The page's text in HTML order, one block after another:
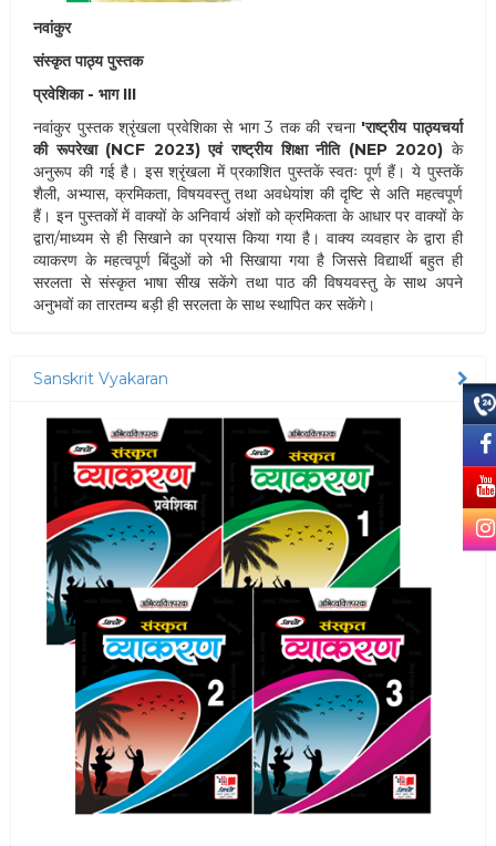
नवांकुर
संस्कृत पाठ्य पुस्तक
प्रवेशिका - भाग III
नवांकुर पुस्तक श्रृंखला प्रवेशिका से भाग 3 तक की रचना 'राष्ट्रीय पाठ्यचर्या
की रूपरेखा (NCF 2023) एवं राष्ट्रीय शिक्षा नीति (NEP 2020) के
अनुरूप की गई है। इस श्रृंखला में प्रकाशित पुस्तकें स्वतः पूर्ण हैं। ये पुस्तकें
शैली, अभ्यास, क्रमिकता, विषयवस्तु तथा अवधेयांश की दृष्टि से अति महत्वपूर्ण
हैं। इन पुस्तकों में वाक्यों के अनिवार्य अंशों को क्रमिकता के आधार पर वाक्यों के
द्वारा/माध्यम से ही सिखाने का प्रयास किया गया है। वाक्य व्यवहार के द्वारा ही
व्याकरण के महत्वपूर्ण बिंदुओं को भी सिखाया गया है जिससे विद्यार्थी बहुत ही
सरलता से संस्कृत भाषा सीख सकेंगे तथा पाठ की विषयवस्तु के साथ अपने
अनुभवों का तारतम्य बड़ी ही सरलता के साथ स्थापित कर सकेंगे।
Sanskrit Vyakaran